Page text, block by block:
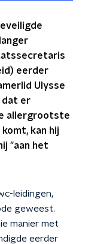
eerder
Ulysse
dat er
allergrootste
kan hij
"aan het
leidingen,
geweest.
manier met
eerder